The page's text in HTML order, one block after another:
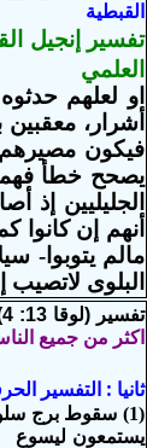
القبطية
تفسير إنجيل
العلمي
او لعلهم
أشرار،
فيكون مصيرهم
يصحح خطأ
الجليليين إذ
أنهم إن كانوا
مالم يتوبوا-
البلوى لاتصيب
تفسير (لوقا 13: 4) 4
اكثر من جميع
ثانيا : التفسير
(1) سقوط برج
يستمعون ليسوع